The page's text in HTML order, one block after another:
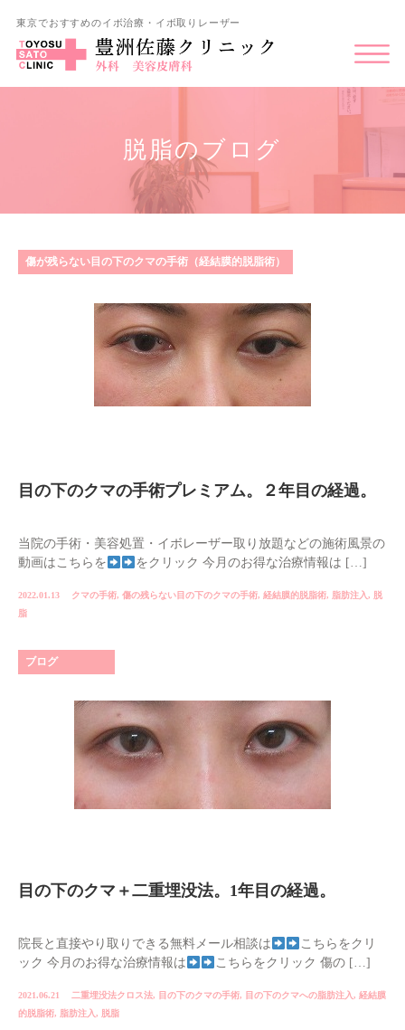
東京でおすすめのイボ治療・イボ取りレーザー
脱脂のブログ
傷が残らない目の下のクマの手術（経結膜的脱脂術）
目の下のクマの手術プレミアム。２年目の経過。
当院の手術・美容処置・イボレーザー取り放題などの施術風景の
動画はこちらを
をクリック 今月のお得な治療情報は […]
2022.01.13 クマの手術, 傷の残らない目の下のクマの手術, 経結膜的脱脂術, 脂肪注入, 脱
脂
ブログ
目の下のクマ＋二重埋没法。1年目の経過。
院長と直接やり取りできる無料メール相談は
こちらをクリ
ック 今月のお得な治療情報は
こちらをクリック 傷の […]
2021.06.21 二重埋没法クロス法, 目の下のクマの手術, 目の下のクマへの脂肪注入, 経結膜
的脱脂術, 脂肪注入, 脱脂